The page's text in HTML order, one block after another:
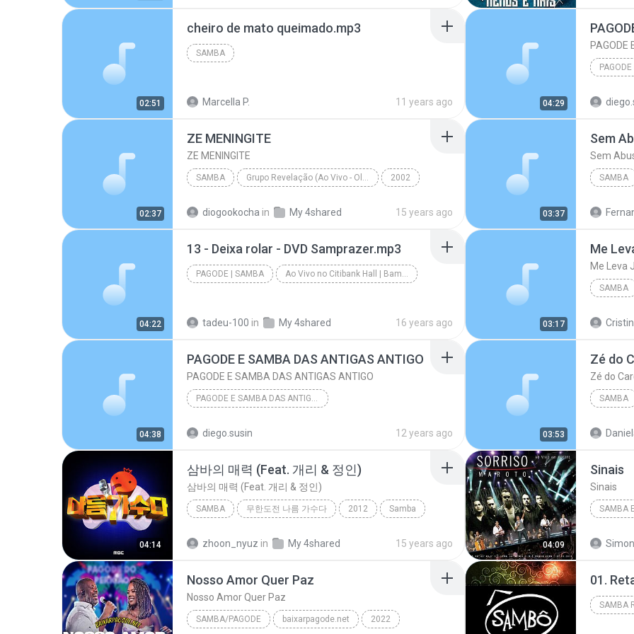
BANCO COM + DE 70 VOZES, PROGRAMAS E PLUGINS, TRIL...
02:51
cheiro de mato queimado.mp3
SAMBA
Marcella P. 11 years ago 04:29
PAGODE
02:37
ZE MENINGITE
ZE MENINGITE
SAMBA Grupo Revelação (Ao Vivo - Olimpo) 2002
diogookocha in My 4shared 15 years ago 03:37
Sem
Sem
SAMBA
04:22
13 - Deixa rolar - DVD Samprazer.mp3
PAGODE | SAMBA Ao Vivo no Citibank Hall | BambamCB
tadeu-100 in My 4shared 16 years ago 03:17
Me
Me Leva
SAMBA
04:38
PAGODE E SAMBA DAS ANTIGAS ANTIGO
PAGODE E SAMBA DAS ANTIGAS ANTIGO
PAGODE E SAMBA DAS ANTIGAS ANTIGO
BANCO COM + DE 70 VOZES, PROGRAMAS E PLUGINS, TRIL...
diego.susin 12 years ago 03:53
Zé do
SAMBA
04:14
삼바의 매력 (Feat. 개리 & 정인)
삼바의 매력 (Feat. 개리 & 정인)
SAMBA 무한도전 나름 가수다 2012 Samba
zhoon_nyuz in My 4shared 15 years ago 04:09
Sinais
Sinais
SAMBA
Nosso Amor Quer Paz
Nosso Amor Quer Paz
SAMBA/PAGODE baixarpagode.net 2022
01.
SAMBA